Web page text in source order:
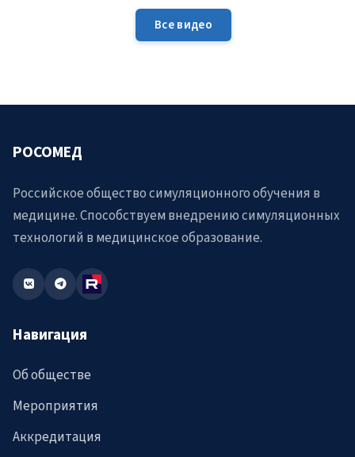
Все видео
РОСОМЕД
Российское общество симуляционного обучения в
медицине. Способствуем внедрению симуляционных
технологий в медицинское образование.
Навигация
Об обществе
Мероприятия
Аккредитация